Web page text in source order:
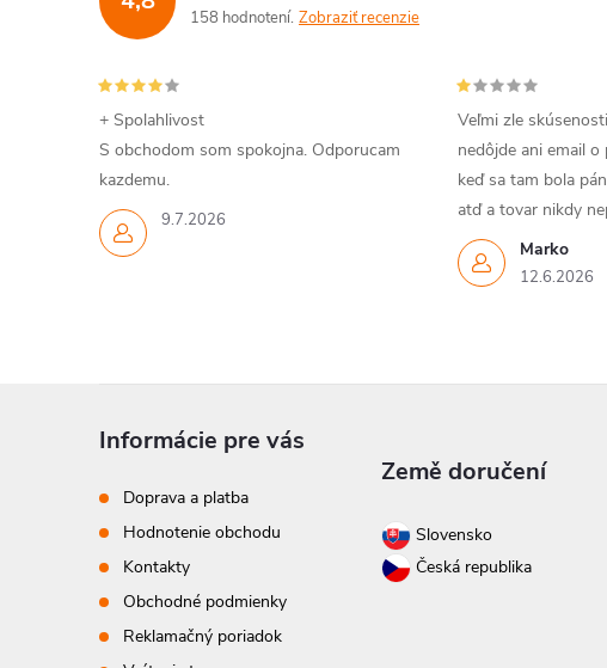
158 hodnotení Zobraziť recenzie
9.7.2026
+ Spolahlivost
S obchodom som spokojna. Odporucam
kazdemu.
Marko
12.6.2026
Veľmi zle
nedôjde ani email
keď sa tam bola
atď a tovar nikdy
Informácie pre vás
Doprava a platba
Hodnotenie obchodu
Kontakty
Obchodné podmienky
Reklamačný poriadok
Země doručení
Slovensko
Česká republika